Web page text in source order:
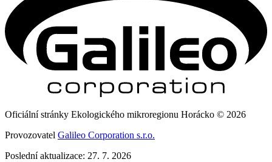
Oficiální stránky Ekologického mikroregionu Horácko © 2026
Provozovatel Galileo Corporation s.r.o.
Poslední aktualizace: 27. 7. 2026